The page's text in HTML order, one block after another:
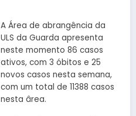
A Área de abrangência da
ULS da Guarda apresenta
neste momento 86 casos
ativos, com 3 óbitos e 25
novos casos nesta semana,
com um total de 11388 casos
nesta ârea.